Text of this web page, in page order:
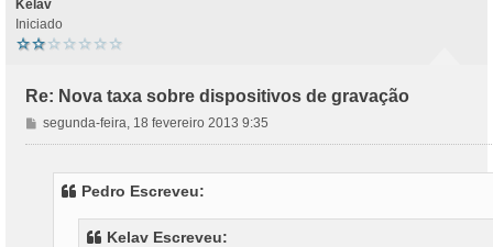
Kelav
Iniciado
Re: Nova taxa sobre dispositivos de gravação
M
e
segunda-feira, 18 fevereiro 2013 9:35
Pedro Escreveu:
Kelav Escreveu: